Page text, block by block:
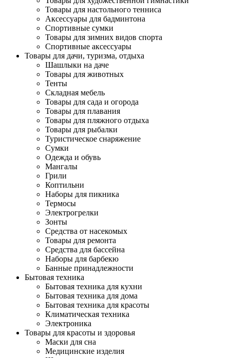
Товары для настольного тенниса
Аксессуары для бадминтона
Спортивные сумки
Товары для зимних видов спорта
Спортивные аксессуары
Товары для дачи, туризма, отдыха
Шашлыки на даче
Товары для животных
Тенты
Складная мебель
Товары для сада и огорода
Товары для плавания
Товары для пляжного отдыха
Товары для рыбалки
Туристическое снаряжение
Сумки
Одежда и обувь
Мангалы
Грили
Коптильни
Наборы для пикника
Термосы
Электрогрелки
Зонты
Средства от насекомых
Товары для ремонта
Средства для бассейна
Наборы для барбекю
Банные принадлежности
Бытовая техника
Бытовая техника для кухни
Бытовая техника для дома
Бытовая техника для красоты
Климатическая техника
Электроника
Товары для красоты и здоровья
Маски для сна
Медицинские изделия